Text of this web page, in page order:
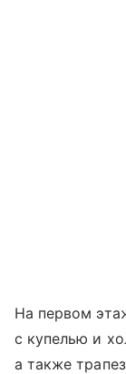
На первом
с купелью и
а также